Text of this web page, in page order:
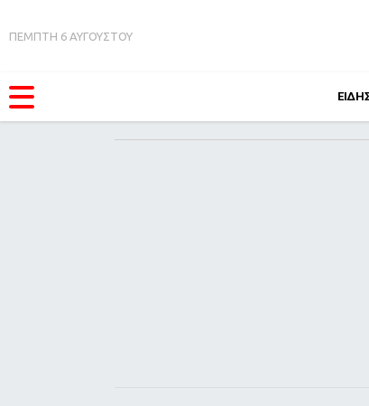
ΠΕΜΠΤΗ 6 ΑΥΓΟΥΣΤΟΥ